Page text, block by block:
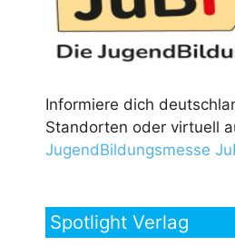
Informiere dich
Standorten oder virtuell
JugendBildungsmesse
Spotlight Verlag